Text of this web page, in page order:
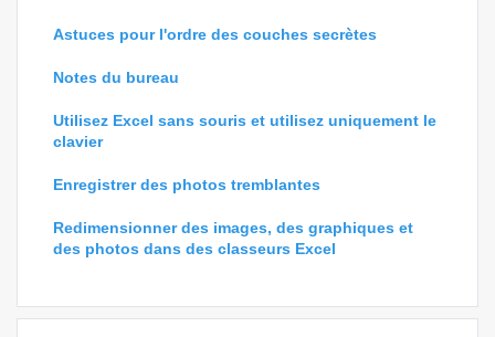
Astuces pour l'ordre des couches secrètes
Notes du bureau
Utilisez Excel sans souris et utilisez uniquement le
clavier
Enregistrer des photos tremblantes
Redimensionner des images, des graphiques et
des photos dans des classeurs Excel